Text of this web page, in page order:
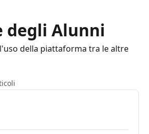
degli Alunni
della piattaforma tra le altre